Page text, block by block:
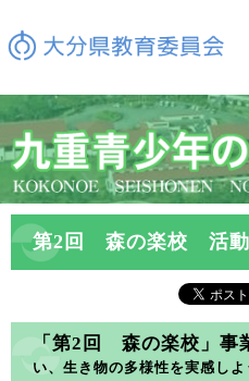
第2回 森の楽校 活動
「第2回 森の楽校」 事
い、生き物の多様性を実感しよ